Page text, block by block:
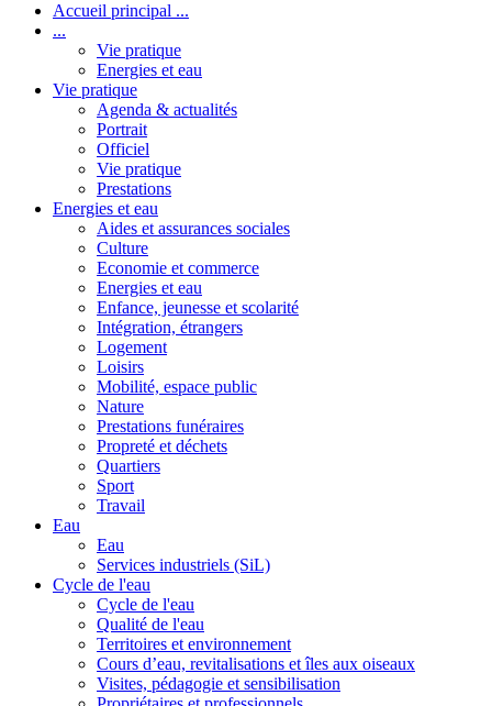
Accueil principal ...
...
Vie pratique
Energies et eau
Vie pratique
Agenda & actualités
Portrait
Officiel
Vie pratique
Prestations
Energies et eau
Aides et assurances sociales
Culture
Economie et commerce
Energies et eau
Enfance, jeunesse et scolarité
Intégration, étrangers
Logement
Loisirs
Mobilité, espace public
Nature
Prestations funéraires
Propreté et déchets
Quartiers
Sport
Travail
Eau
Eau
Services industriels (SiL)
Cycle de l'eau
Cycle de l'eau
Qualité de l'eau
Territoires et environnement
Cours d’eau, revitalisations et îles aux oiseaux
Visites, pédagogie et sensibilisation